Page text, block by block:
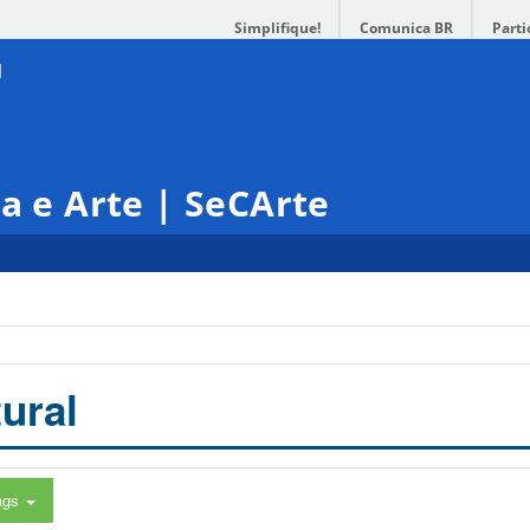
Simplifique! Comunica BR
e Arte | SeCArte